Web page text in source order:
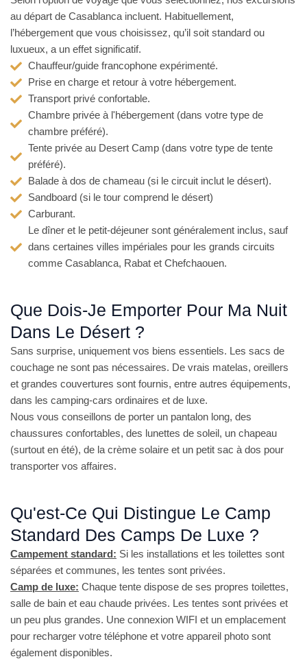
au départ de Casablanca incluent. Habituellement,
l’hébergement que vous choisissez, qu’il soit standard ou
luxueux, a un effet significatif.
Chauffeur/guide francophone expérimenté.
Prise en charge et retour à votre hébergement.
Transport privé confortable.
Chambre privée à l'hébergement (dans votre type de
chambre préféré).
Tente privée au Desert Camp (dans votre type de tente
préféré).
Balade à dos de chameau (si le circuit inclut le désert).
Sandboard (si le tour comprend le désert)
Carburant.
Le dîner et le petit-déjeuner sont généralement inclus, sauf
dans certaines villes impériales pour les grands circuits
comme Casablanca, Rabat et Chefchaouen.
Que Dois-Je Emporter Pour Ma Nuit
Dans Le Désert ?
Sans surprise, uniquement vos biens essentiels. Les sacs de
couchage ne sont pas nécessaires. De vrais matelas, oreillers
et grandes couvertures sont fournis, entre autres équipements,
dans les camping-cars ordinaires et de luxe.
Nous vous conseillons de porter un pantalon long, des
chaussures confortables, des lunettes de soleil, un chapeau
(surtout en été), de la crème solaire et un petit sac à dos pour
transporter vos affaires.
Qu'est-Ce Qui Distingue Le Camp
Standard Des Camps De Luxe ?
Campement standard: Si les installations et les toilettes sont
séparées et communes, les tentes sont privées.
Camp de luxe: Chaque tente dispose de ses propres toilettes,
salle de bain et eau chaude privées. Les tentes sont privées et
un peu plus grandes. Une connexion WIFI et un emplacement
pour recharger votre téléphone et votre appareil photo sont
également disponibles.